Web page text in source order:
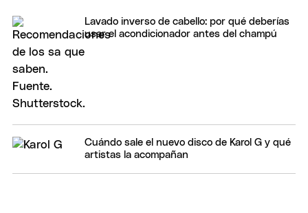
Lavado inverso de cabello: por qué deberías
usar el acondicionador antes del champú
Cuándo sale el nuevo disco de Karol G y qué
artistas la acompañan